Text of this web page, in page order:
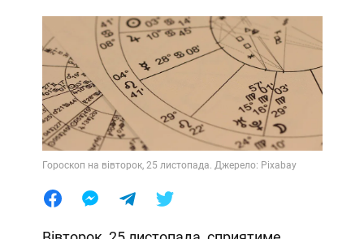
Гороскоп на вівторок, 25 листопада. Джерело: Pixabay